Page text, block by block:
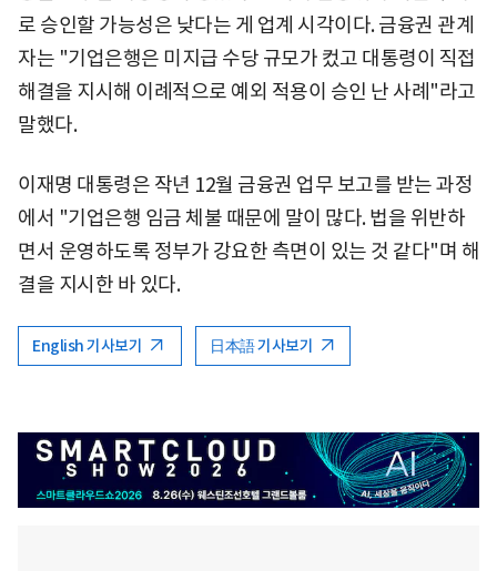
로 승인할 가능성은 낮다는 게 업계 시각이다. 금융권 관계
자는 "기업은행은 미지급 수당 규모가 컸고 대통령이 직접
해결을 지시해 이례적으로 예외 적용이 승인 난 사례"라고
말했다.
이재명 대통령은 작년 12월 금융권 업무 보고를 받는 과정
에서 "기업은행 임금 체불 때문에 말이 많다. 법을 위반하
면서 운영하도록 정부가 강요한 측면이 있는 것 같다"며 해
결을 지시한 바 있다.
English 기사보기 日本語 기사보기